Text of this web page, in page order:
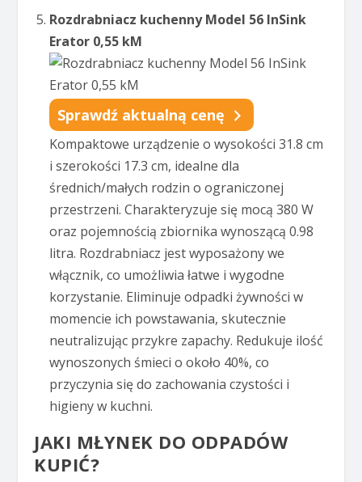
Rozdrabniacz kuchenny Model 56 InSink
Erator 0,55 kM
Sprawdź aktualną cenę
Kompaktowe urządzenie o wysokości 31.8 cm
i szerokości 17.3 cm, idealne dla
średnich/małych rodzin o ograniczonej
przestrzeni. Charakteryzuje się mocą 380 W
oraz pojemnością zbiornika wynoszącą 0.98
litra. Rozdrabniacz jest wyposażony we
włącznik, co umożliwia łatwe i wygodne
korzystanie. Eliminuje odpadki żywności w
momencie ich powstawania, skutecznie
neutralizując przykre zapachy. Redukuje ilość
wynoszonych śmieci o około 40%, co
przyczynia się do zachowania czystości i
higieny w kuchni.
JAKI MŁYNEK DO ODPADÓW
KUPIĆ?